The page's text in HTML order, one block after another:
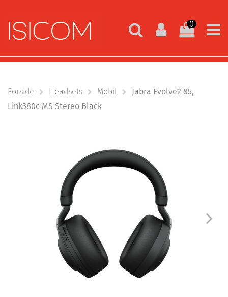
0
Forside Headsets Mobil
Jabra Evolve2 85,
Link380c MS Stereo Black